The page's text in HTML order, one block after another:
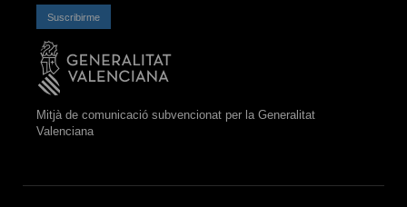
Suscribirme
Mitjà de comunicació subvencionat per la Generalitat
Valenciana